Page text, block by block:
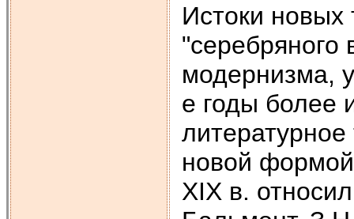
Истоки новых
"серебряного
модернизма,
е годы более
новой
XIX в.